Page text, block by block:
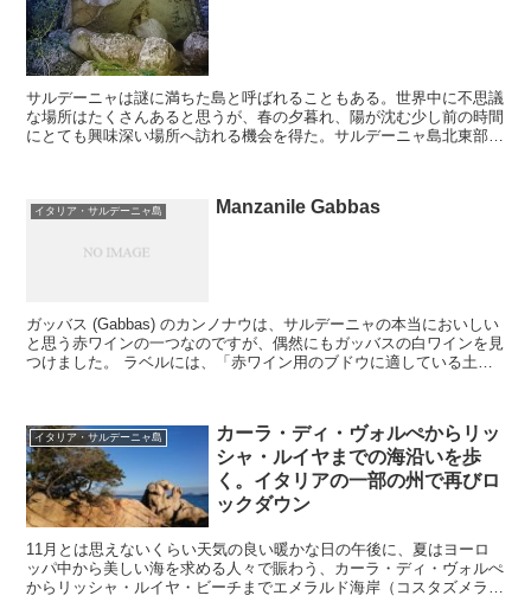
サルデーニャは謎に満ちた島と呼ばれることもある。世界中に不思議
な場所はたくさんあると思うが、春の夕暮れ、陽が沈む少し前の時間
にとても興味深い場所へ訪れる機会を得た。サルデーニャ島北東部ガ
イタリア・サルデーニャ島 Manzanile Gabbas
ガッバス (Gabbas) のカンノナウは、サルデーニャの本当においしい
と思う赤ワインの一つなのですが、偶然にもガッバスの白ワインを見
つけました。 ラベルには、「赤ワイン用のブドウに適している土地
イタリア・サルデーニャ島
カーラ・ディ・ヴォルぺからリッ
シャ・ルイヤまでの海沿いを歩
く。イタリアの一部の州で再びロ
ックダウン
11月とは思えないくらい天気の良い暖かな日の午後に、夏はヨーロ
ッパ中から美しい海を求める人々で賑わう、カーラ・ディ・ヴォルぺ
からリッシャ・ルイヤ・ビーチまでエメラルド海岸（コスタズメラル